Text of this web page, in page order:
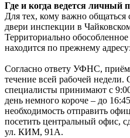
Где и когда ведется личный
Для тех, кому важно
двери инспекции в
Территориально
находится по прежнему
Согласно ответу УФНС, приём
течение всей рабочей недели.
специалисты принимают с
день немного короче – до
необходимость отправить
посетить центральный офис,
ул. КИМ, 91А.